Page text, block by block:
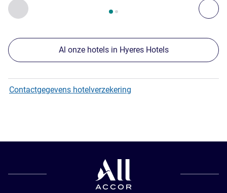
Vorige - Onze andere etablissementen in de buurt
Pagina , Onze andere etablissementen in de buurt 1
Al onze hotels in Hyeres Hotels
Contactgegevens hotelverzekering